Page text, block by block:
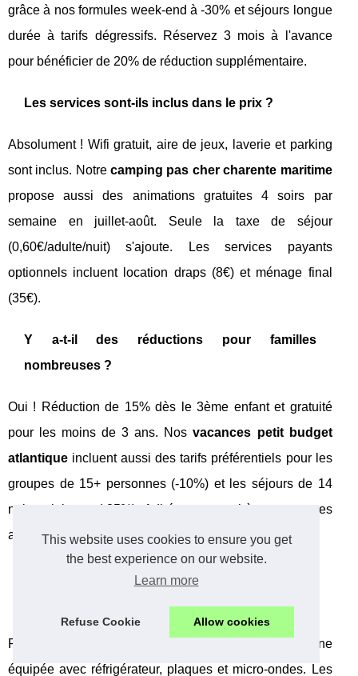
This website uses cookies to ensure you get
the best experience on our website.
Learn more
Refuse Cookie Allow cookies
grâce à nos formules week-end à -30% et séjours longue
durée à tarifs dégressifs. Réservez 3 mois à l'avance
pour bénéficier de 20% de réduction supplémentaire.
Les services sont-ils inclus dans le prix ?
Absolument ! Wifi gratuit, aire de jeux, laverie et parking
sont inclus. Notrecamping pas cher charente maritime
propose aussi des animations gratuites 4 soirs par
semaine en juillet-août. Seule la taxe de séjour
(0,60€/adulte/nuit) s'ajoute. Les services payants
optionnels incluent location draps (8€) et ménage final
(35€).
Y a-t-il des réductions pour familles
nombreuses ?
Oui ! Réduction de 15% dès le 3ème enfant et gratuité
pour les moins de 3 ans. Nosvacances petit budget
atlantique incluent aussi des tarifs préférentiels pour les
groupes de 15+ personnes (-10%) et les séjours de 14
nuits minimum (-25%). Adhérence au chèque-vacances
acceptée.
Peut-on cuisiner pour économiser sur la
Parfaitement ! Nos mobil-homes disposent d'une cuisine
équipée avec réfrigérateur, plaques et micro-ondes. Les